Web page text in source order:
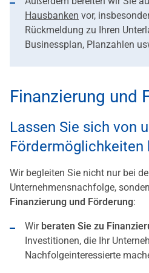
Hausbanken vor,
Rückmeldung zu Ihren
Businessplan, Planzahlen
Finanzierung und
Lassen Sie sich von
Fördermöglichkeiten
Wir begleiten Sie nicht nur bei
Unternehmensnachfolge,
Finanzierung und Förderung:
Wir beraten Sie zu
Investitionen, die Ihr
Nachfolgeinteressierte